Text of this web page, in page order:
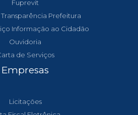
Fuprevit
Prefeitura
Informação ao Cidadão
Ouvidoria
de Serviços
Empresas
Licitações